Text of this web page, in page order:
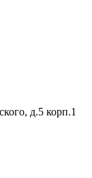
д.5 корп.1